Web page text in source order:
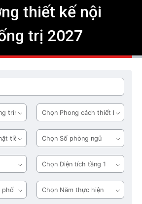
thiết kế nội
trị 2027
Phong
cách
thiết
kế
Số
phòng
ngủ
Diện
tích
tầng
1
Năm
thực